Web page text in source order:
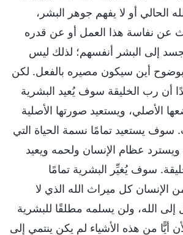
الحالي أو لا يفهم جوهر البشر،
عن نفاسة هذا العمل أو عن قدره
إلى البشر أنفسهم؛ لذلك ليس
أين سيكون مصيره بالفعل. لكن
أن رب الخليقة سوف يُعيد البشرية
الأصلي، ويستعيد صورتها الأصلية
يستعيد تمامًا نسمة الحياة التي
ويسترد عظام الإنسان ولحمه ويعيد
سوف يُغيِّر البشرية تمامًا
الإنسان كل ميراث الله الذي لا
إلى الله، ولن يسلمه مطلقًا للبشرية
أيًّا من هذه الأشياء لم يكن ينتمي إلى